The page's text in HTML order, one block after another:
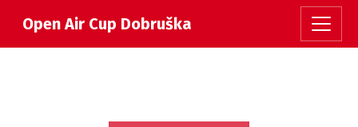
Open Air Cup Dobruška